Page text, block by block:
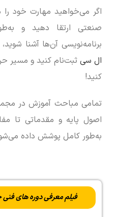
اگر می‌خواهید مهارت خود را
برنامه‌نویسی آن‌ها آشنا
ال سی ثبت‌نام کنید و مسیر
کنید!
تمامی مباحث آموزش در
اصول پایه و مقدماتی تا
به‌طور کامل پوشش داده
فیلم معرفی دوره های فنی